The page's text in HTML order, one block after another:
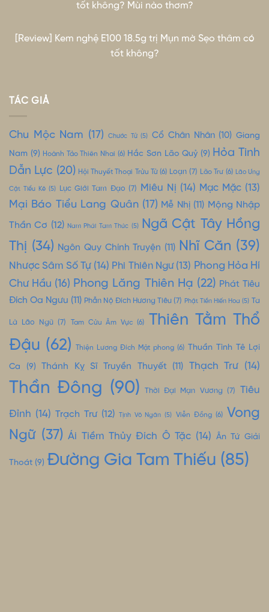
tốt không? Mùi nào thơm?
[Review] Kem nghệ E100 18.5g trị Mụn mờ Sẹo thâm có
tốt không?
TÁC GIẢ
Chu Mộc Nam (17) Chước Tử(5) Cổ Chân Nhân(10) Giang
Nam (9) Hoành Tảo Thiên Nhai (6) Hắc Sơn Lão Quỷ (9) Hỏa Tinh
Dẫn Lực (20) Hội Thuyết Thoại Trửu Tử(6) Loạn (7) Lão Trư (6) Lão Ưng
Cật Tiểu Kê (5) Lục Giới Tam Đạo (7) Miêu Nị (14) Mạc Mặc (13)
Mại Báo Tiểu Lang Quân(17) Mễ Nhị(11) Mộng Nhập
Thần Cơ (12) Nam Phái Tam Thúc (5) Ngã Cật Tây Hồng
Thị (34) Ngôn Quy Chính Truyện (11) Nhĩ Căn (39)
Nhược Sâm Số Tự(14) Phi Thiên Ngư(13) Phong Hỏa Hí
Chư Hầu (16) Phong Lăng Thiên Hạ (22) Phát Tiêu
Đích Oa Ngưu (11) Phẫn Nộ Đích Hương Tiêu (7) Phật Tiền Hiến Hoa (5) Ta
Là Lão Ngũ(7) Tam Cửu Âm Vực (6)
Thiên Tằm Thổ
Đậu (62) Thiện Lương Đích Mật phong (6) Thuần Tình Tê Lợi
Ca (9) Thánh Kỵ Sĩ Truyền Thuyết(11) Thạch Trư (14)
Thần Đông (90) Thời Đại Mạn Vương (7) Tiêu
Đỉnh (14) Trạch Trư(12) Tịnh Vô Ngân (5) Viễn Đồng (6) Vong
Ngữ(37) Ái Tiềm Thủy Đích Ô Tặc (14) Ân Tứ Giải
Thoát (9) Đường Gia Tam Thiếu (85)